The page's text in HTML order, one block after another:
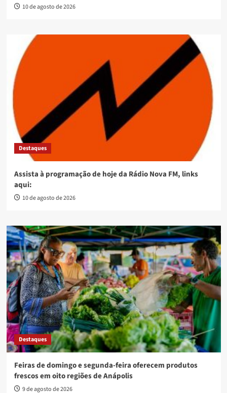
10 de agosto de 2026
Destaques
Assista à programação de hoje da Rádio Nova FM, links
aqui:
10 de agosto de 2026
Destaques
Feiras de domingo e segunda-feira oferecem produtos
frescos em oito regiões de Anápolis
9 de agosto de 2026